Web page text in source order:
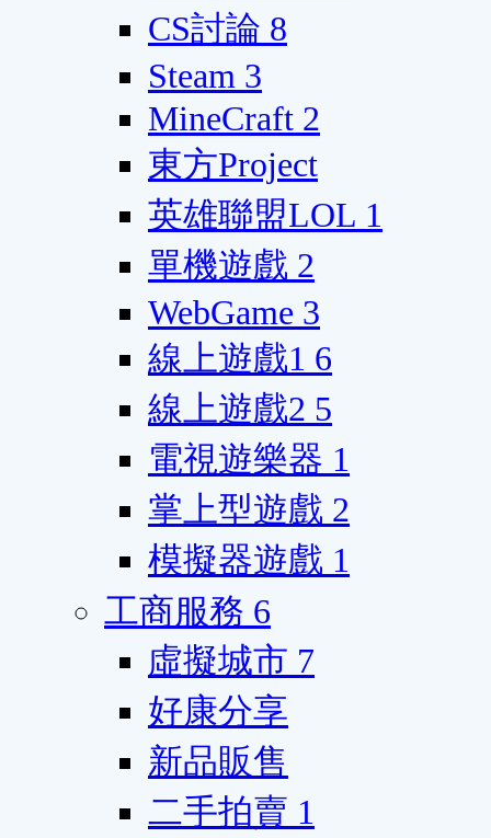
CS討論 8
Steam 3
MineCraft 2
東方Project
英雄聯盟LOL 1
單機遊戲 2
WebGame 3
線上遊戲1 6
線上遊戲2 5
電視遊樂器 1
掌上型遊戲 2
模擬器遊戲 1
工商服務 6
虛擬城市 7
好康分享
新品販售
二手拍賣 1